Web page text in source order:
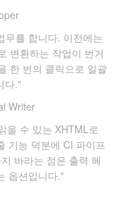
무를 합니다. 이전에는
변환하는 작업이 번거
한 번의 클릭으로 일괄
다."
Writer
을 수 있는 XHTML로
기능 덕분에 CI 파이프
바라는 점은 출력 헤
옵션입니다."